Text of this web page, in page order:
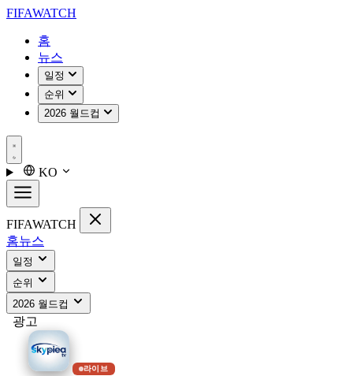
FIFAWATCH
홈
뉴스
일정
순위
2026 월드컵
KO
FIFAWATCH
홈뉴스
일정
순위
2026 월드컵
광고
라이브